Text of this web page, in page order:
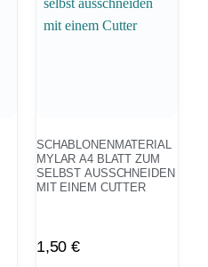
SCHABLONENMATERIAL
MYLAR A4 BLATT ZUM
SELBST AUSSCHNEIDEN
MIT EINEM CUTTER
1,50€